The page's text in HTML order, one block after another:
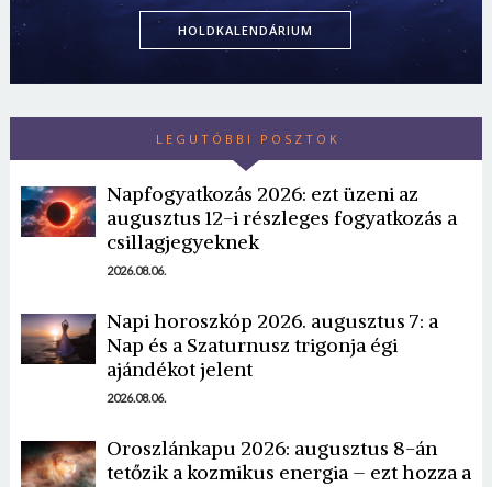
HOLDKALENDÁRIUM
LEGUTÓBBI POSZTOK
Napfogyatkozás 2026: ezt üzeni az
augusztus 12-i részleges fogyatkozás a
csillagjegyeknek
2026.08.06.
Napi horoszkóp 2026. augusztus 7: a
Nap és a Szaturnusz trigonja égi
ajándékot jelent
2026.08.06.
Oroszlánkapu 2026: augusztus 8-án
tetőzik a kozmikus energia – ezt hozza a